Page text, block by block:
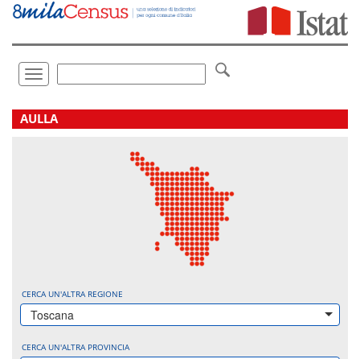
Vai
direttamente
Toggle
navigation
.
AULLA
CERCA UN'ALTRA REGIONE
Toscana
CERCA UN'ALTRA PROVINCIA